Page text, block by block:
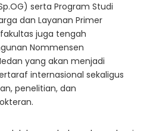
serta Program Studi
dan Layanan Primer
fakultas juga tengah
Nommensen
yang akan menjadi
internasional sekaligus
penelitian, dan